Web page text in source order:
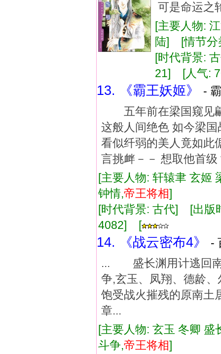
可是命运之
[主要人物:
陆] [情节
[时代背景:
21] [人气:
13. 《霸王妖姬》
-
五年前在梁国窥见翩
这般人间绝色 如今梁
看似纤弱的美人竟如此
言挑衅－－ 想取他首
[主要人物: 轩辕聿 玄
钟情,帝王将相]
[时代背景: 古代] [出
4082] [
14. 《战云密布4》
-
... 盛长渊用计逃回
争,玄玉、凤翔、德龄
饱受战火摧残的原南
章...
[主要人物: 玄玉 冬卿
斗争,帝王将相]